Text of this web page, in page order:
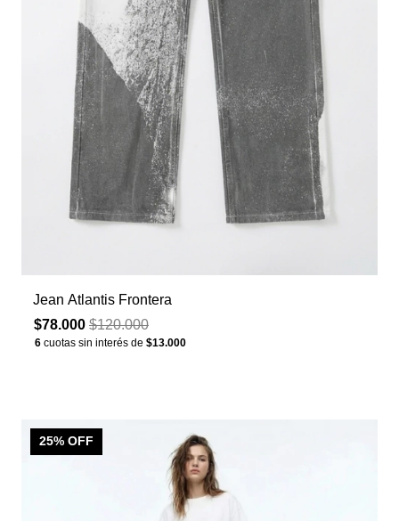
Jean Atlantis Frontera
$78.000 $120.000
6 cuotas sin interés de $13.000
25% OFF